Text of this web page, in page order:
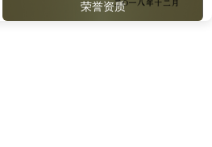
发明专利